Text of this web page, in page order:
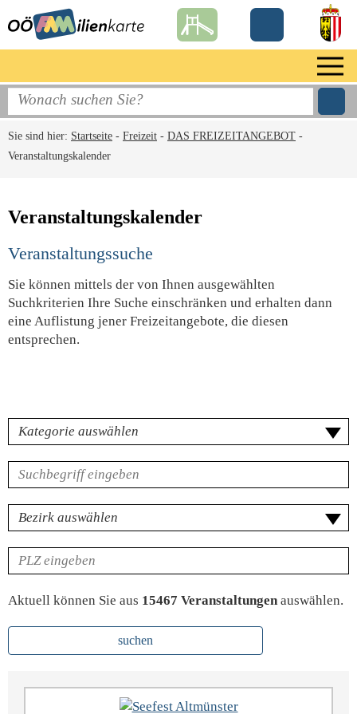
Sie sind hier: Startseite - Freizeit - DAS FREIZEITANGEBOT -
Veranstaltungskalender
Veranstaltungskalender
Veranstaltungssuche
Sie können mittels der von Ihnen ausgewählten
Suchkriterien Ihre Suche einschränken und erhalten dann
eine Auflistung jener Freizeitangebote, die diesen
entsprechen.
Kategorie
Volltextsuche
für
Veranstaltungen
Bezirk
PLZ
Aktuell können Sie aus 15467 Veranstaltungenauswählen.
suchen